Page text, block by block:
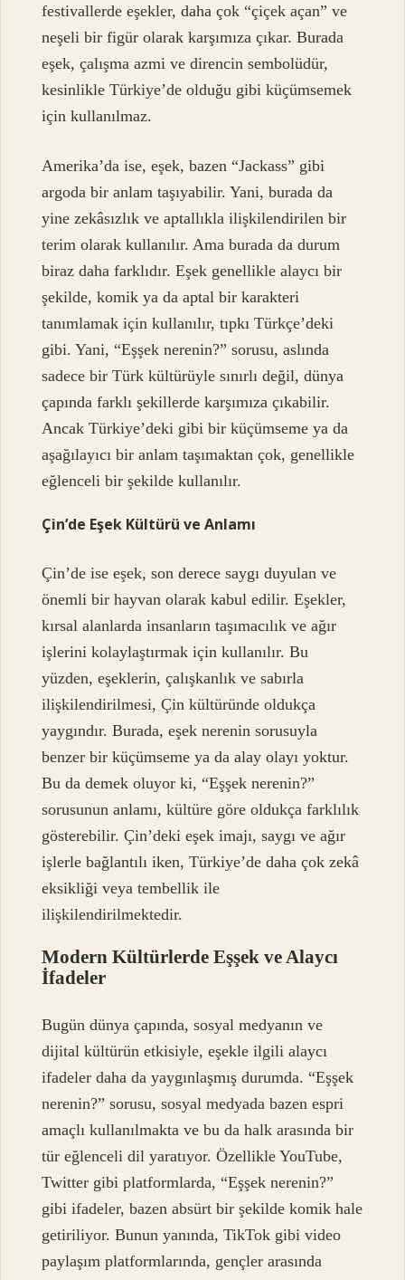
festivallerde eşekler, daha çok “çiçek açan” ve
neşeli bir figür olarak karşımıza çıkar. Burada
eşek, çalışma azmi ve direncin sembolüdür,
kesinlikle Türkiye’de olduğu gibi küçümsemek
için kullanılmaz.
Amerika’da ise, eşek, bazen “Jackass” gibi
argoda bir anlam taşıyabilir. Yani, burada da
yine zekâsızlık ve aptallıkla ilişkilendirilen bir
terim olarak kullanılır. Ama burada da durum
biraz daha farklıdır. Eşek genellikle alaycı bir
şekilde, komik ya da aptal bir karakteri
tanımlamak için kullanılır, tıpkı Türkçe’deki
gibi. Yani, “Eşşek nerenin?” sorusu, aslında
sadece bir Türk kültürüyle sınırlı değil, dünya
çapında farklı şekillerde karşımıza çıkabilir.
Ancak Türkiye’deki gibi bir küçümseme ya da
aşağılayıcı bir anlam taşımaktan çok, genellikle
eğlenceli bir şekilde kullanılır.
Çin’de Eşek Kültürü ve Anlamı
Çin’de ise eşek, son derece saygı duyulan ve
önemli bir hayvan olarak kabul edilir. Eşekler,
kırsal alanlarda insanların taşımacılık ve ağır
işlerini kolaylaştırmak için kullanılır. Bu
yüzden, eşeklerin, çalışkanlık ve sabırla
ilişkilendirilmesi, Çin kültüründe oldukça
yaygındır. Burada, eşek nerenin sorusuyla
benzer bir küçümseme ya da alay olayı yoktur.
Bu da demek oluyor ki, “Eşşek nerenin?”
sorusunun anlamı, kültüre göre oldukça farklılık
gösterebilir. Çin’deki eşek imajı, saygı ve ağır
işlerle bağlantılı iken, Türkiye’de daha çok zekâ
eksikliği veya tembellik ile
ilişkilendirilmektedir.
Modern Kültürlerde Eşşek ve Alaycı
İfadeler
Bugün dünya çapında, sosyal medyanın ve
dijital kültürün etkisiyle, eşekle ilgili alaycı
ifadeler daha da yaygınlaşmış durumda. “Eşşek
nerenin?” sorusu, sosyal medyada bazen espri
amaçlı kullanılmakta ve bu da halk arasında bir
tür eğlenceli dil yaratıyor. Özellikle YouTube,
Twitter gibi platformlarda, “Eşşek nerenin?”
gibi ifadeler, bazen absürt bir şekilde komik hale
getiriliyor. Bunun yanında, TikTok gibi video
paylaşım platformlarında, gençler arasında